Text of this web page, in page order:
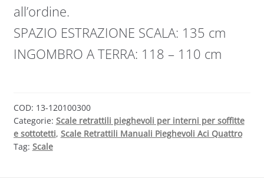
all’ordine.
SPAZIO ESTRAZIONE SCALA: 135 cm
INGOMBRO A TERRA: 118 – 110 cm
COD: 13-120100300
Categorie: Scale retrattili pieghevoli per interni per soffitte
e sottotetti, Scale Retrattili Manuali Pieghevoli Aci Quattro
Tag: Scale